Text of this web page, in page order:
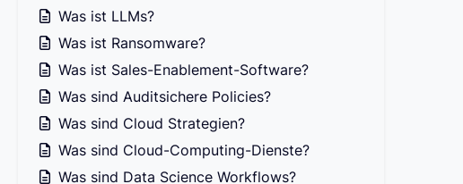
Was ist LLMs?
Was ist Ransomware?
Was ist Sales-Enablement-Software?
Was sind Auditsichere Policies?
Was sind Cloud Strategien?
Was sind Cloud-Computing-Dienste?
Was sind Data Science Workflows?